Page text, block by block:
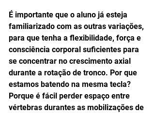
É importante que o aluno já esteja
familiarizado com as outras variações,
para que tenha a flexibilidade, força e
consciência corporal suficientes para
se concentrar no crescimento axial
durante a rotação de tronco. Por que
estamos batendo na mesma tecla?
Porque é fácil perder espaço entre
vértebras durantes as mobilizações de